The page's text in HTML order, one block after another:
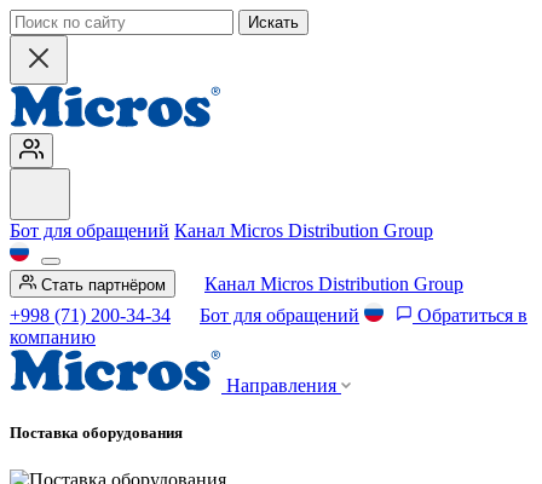
Искать
Бот для обращений Канал Micros Distribution Group
Стать партнёром
Канал Micros Distribution Group
+998 (71) 200-34-34
Бот для обращений
Обратиться в
компанию
Направления
Поставка оборудования